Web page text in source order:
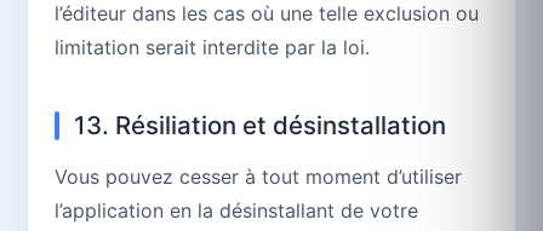
l’éditeur dans les cas où une telle exclusion ou
limitation serait interdite par la loi.
13. Résiliation et désinstallation
Vous pouvez cesser à tout moment d’utiliser
l’application en la désinstallant de votre